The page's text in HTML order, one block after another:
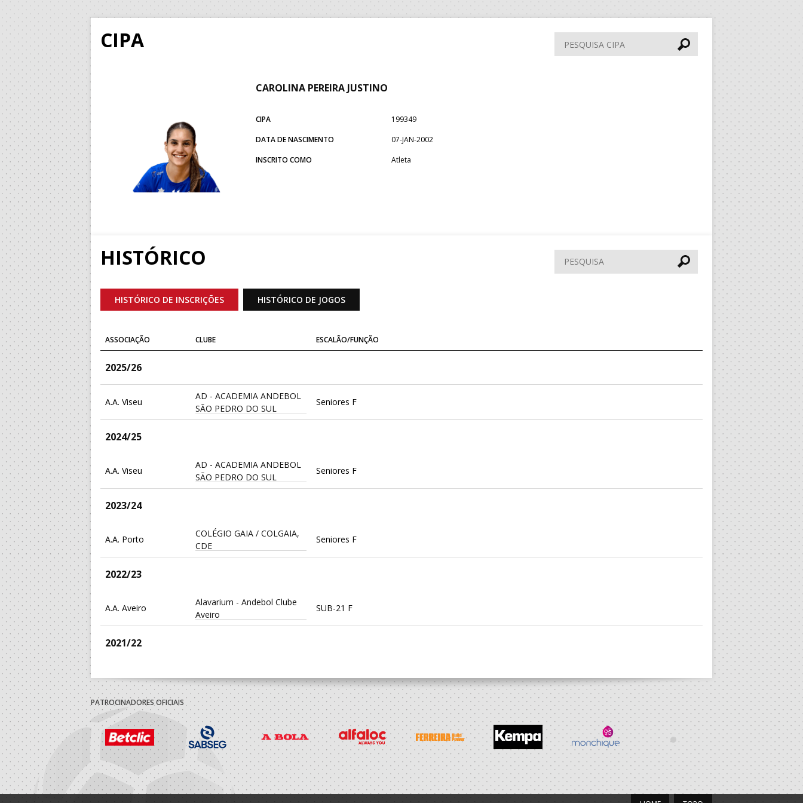
CIPA
Pesquisa
CIPA
CAROLINA PEREIRA JUSTINO
CIPA
199349
DATA DE NASCIMENTO
07-JAN-2002
INSCRITO COMO
Atleta
HISTÓRICO Pesquisar
HISTÓRICO DE INSCRIÇÕES HISTÓRICO DE JOGOS
ASSOCIAÇÃO CLUBE ESCALÃO/FUNÇÃO
2025/26
A.A. Viseu
AD - ACADEMIA ANDEBOL
SÃO PEDRO DO SUL
Seniores F
2024/25
A.A. Viseu
AD - ACADEMIA ANDEBOL
SÃO PEDRO DO SUL
Seniores F
2023/24
A.A. Porto
COLÉGIO GAIA / COLGAIA,
CDE
Seniores F
2022/23
A.A. Aveiro
Alavarium - Andebol Clube
Aveiro
SUB-21 F
2021/22
A.A. Aveiro
Aveiro
SUB-20 F / Seniores F
Leiria A Praia
ASSOCIAÇÃO DESPORTIVA
TÁTÁSI TEAM/ NAZARÉ
BHT - AP
Seniores F - And. Praia
2020/21
ASSOCIAÇÃO DESPORTIVA
PATROCINADORES OFICIAIS